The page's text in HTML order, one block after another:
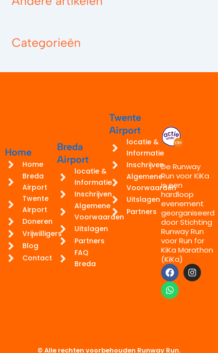
Categorieën
Home
Home
Breda
Airport
Twente
Airport
Doneren
Vrijwilligers
Blog
Contact
Breda
Airport
locatie &
Informatie
Inschrijven
Algemene
Voorwaarden
Uitslagen
Partners
FAQ
Breda
Twente
Airport
locatie &
Informatie
Inschrijven
Algemene
Voorwaarden
Uitslagen
Partners
De Runway
Run voor KiKa
is een
hardloop
evenement
georganiseerd
door Stichting
Runway Run
voor Run for
KiKa Marathon
(KiKa)
F
a
c
e
I
n
W
h
a
t
© Alle rechten voorbehouden Runway Run.